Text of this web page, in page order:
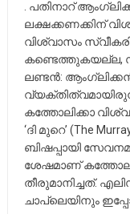
. പതിനാറ്
ലക്ഷക്കണക്കിന്
വിശ്വാസം
കണ്ടെത്തുകയല്ല,
ലണ്ടൻ:
കത്തോലിക്കാ
‘ദി മുറെ’ (The
ബിഷപ്പായി
ശേഷമാണ്
തീരുമാനിച്ചത്.​
ചാപ്ലെയിനും